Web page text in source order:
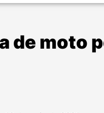
de moto